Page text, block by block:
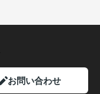
お問い合わせ